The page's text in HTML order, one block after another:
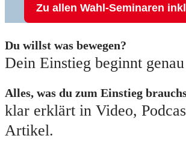
Zu allen Wahl-Seminaren
Du willst was bewegen?
Dein Einstieg beginnt
Alles, was du zum Einstieg
klar erklärt in Video,
Artikel.